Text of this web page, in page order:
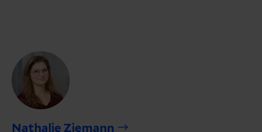
Nathalie Ziemann